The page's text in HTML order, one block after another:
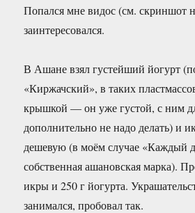
Попался мне видос (см. скриншот
заинтересовался.
В Ашане взял густейший йогурт
«Киржачский», в таких
крышкой — он уже густой, с ним
дополнительно не надо делать) и
дешевую (в моём случае «Каждый
собственная ашановская марка).
икры и 250 г йогурта.
занимался, пробовал так.